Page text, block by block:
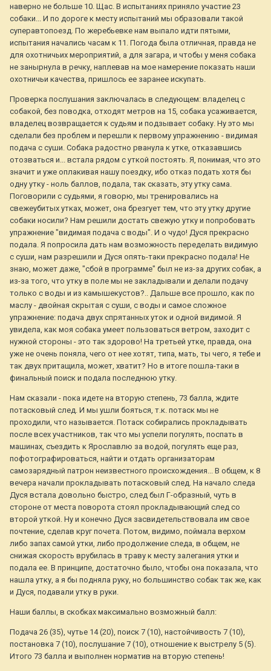
наверно не больше 10. Щас. В испытаниях приняло участие 23
собаки... И по дороге к месту испытаний мы образовали такой
суперавтопоезд. По жеребьевке нам выпало идти пятыми,
испытания начались часам к 11. Погода была отличная, правда не
для охотничьих мероприятий, а для загара, и чтобы у меня собака
не занырнула в речку, наплевав на мое намерение показать наши
охотничьи качества, пришлось ее заранее искупать.
Проверка послушания заключалась в следующем: владелец с
собакой, без поводка, отходят метров на 15, собака усаживается,
владелец возвращается к судьям и подзывает собаку. Ну это мы
сделали без проблем и перешли к первому упражнению - видимая
подача с суши. Собака радостно рванула к утке, отказавшись
отозваться и... встала рядом с уткой постоять. Я, понимая, что это
значит и уже оплакивая нашу поездку, ибо отказ подать хотя бы
одну утку - ноль баллов, подала, так сказать, эту утку сама.
Поговорили с судьями, я говорю, мы тренировались на
свежеубитых утках, может, она брезгует тем, что эту утку другие
собаки носили? Нам решили достать свежую утку и попробовать
упражнение "видимая подача с воды". И о чудо! Дуся прекрасно
подала. Я попросила дать нам возможность переделать видимую
с суши, нам разрешили и Дуся опять-таки прекрасно подала! Не
знаю, может даже, "сбой в программе" был не из-за других собак, а
из-за того, что утку в поле мы не закладывали и делали подачу
только с воды и из камышекустов?.. Дальше все прошло, как по
маслу - двойная скрытая с суши, с воды и самое сложное
упражнение: подача двух спрятанных уток и одной видимой. Я
увидела, как моя собака умеет пользоваться ветром, заходит с
нужной стороны - это так здорово! На третьей утке, правда, она
уже не очень поняла, чего от нее хотят, типа, мать, ты чего, я тебе и
так двух притащила, может, хватит? Но в итоге пошла-таки в
финальный поиск и подала последнюю утку.
Нам сказали - пока идете на вторую степень, 73 балла, ждите
потасковый след. И мы ушли бояться, т.к. потаск мы не
проходили, что называется. Потаск собирались прокладывать
после всех участников, так что мы успели погулять, поспать в
машинах, съездить к Ярославлю за водой, погулять еще раз,
пофотографироваться, найти и отдать организаторам
самозарядный патрон неизвестного происхождения... В общем, к 8
вечера начали прокладывать потасковый след. На начало следа
Дуся встала довольно быстро, след был Г-образный, чуть в
стороне от места поворота стоял прокладывающий след со
второй уткой. Ну и конечно Дуся засвидетельствовала им свое
почтение, сделав круг почета. Потом, видимо, поймала верхом
либо запах самой утки, либо продолжение следа, в общем, не
снижая скорость врубилась в траву к месту залегания утки и
подала ее. В принципе, достаточно было, чтобы она показала, что
нашла утку, а я бы подняла руку, но большинство собак так же, как
и Дуся, подавали утку в руки.
Наши баллы, в скобках максимально возможный балл:
Подача 26 (35), чутье 14 (20), поиск 7 (10), настойчивость 7 (10),
постановка 7 (10), послушание 7 (10), отношение к выстрелу 5 (5).
Итого 73 балла и выполнен норматив на вторую степень!